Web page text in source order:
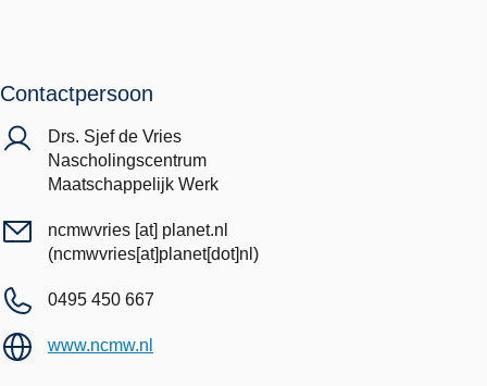
Contactpersoon
Drs. Sjef de Vries
Nascholingscentrum
Maatschappelijk Werk
ncmwvries [at] planet.nl
(ncmwvries[at]planet[dot]nl)
0495 450 667
www.ncmw.nl